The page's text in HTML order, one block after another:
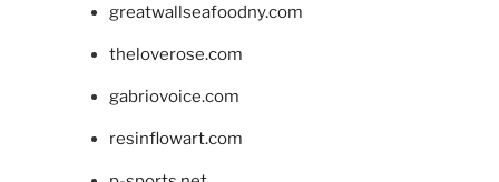
greatwallseafoodny.com
theloverose.com
gabriovoice.com
resinflowart.com